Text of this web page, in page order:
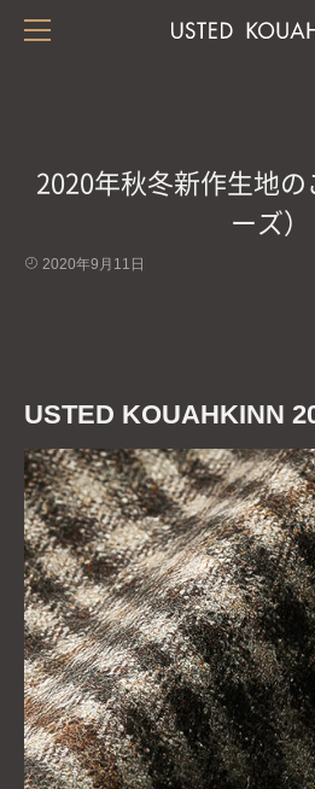
2020年秋冬新作生地の
ーズ）
2020年9月11日
USTED KOUAHKINN